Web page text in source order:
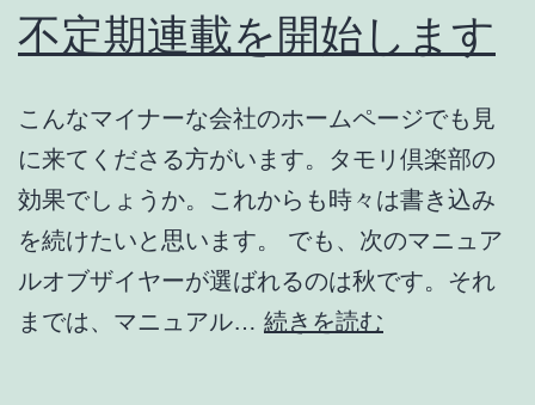
つ
い
不定期連載を開始します
こんなマイナーな会社のホームページでも見
に来てくださる方がいます。タモリ倶楽部の
効果でしょうか。これからも時々は書き込み
を続けたいと思います。 でも、次のマニュア
ルオブザイヤーが選ばれるのは秋です。それ
までは、マニュアル… 続きを読む